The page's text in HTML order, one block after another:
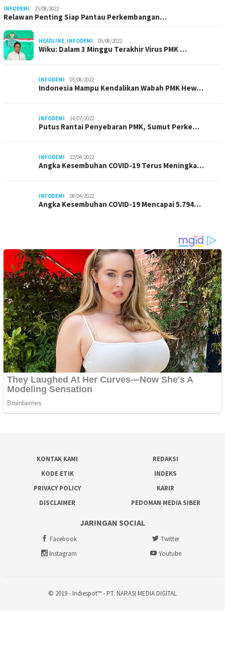
INFODEMI 25/08/2022
Relawan Penting Siap Pantau Perkembangan…
HEADLINE, INFODEMI 05/08/2022
Wiku: Dalam 3 Minggu Terakhir Virus PMK …
INFODEMI 05/08/2022
Indonesia Mampu Kendalikan Wabah PMK Hew…
INFODEMI 14/07/2022
Putus Rantai Penyebaran PMK, Sumut Perke…
INFODEMI 22/04/2022
Angka Kesembuhan COVID-19 Terus Meningka…
INFODEMI 08/04/2022
Angka Kesembuhan COVID-19 Mencapai 5.794…
KONTAK KAMI
REDAKSI
KODE ETIK
INDEKS
PRIVACY POLICY
KARIR
DISCLAIMER
PEDOMAN MEDIA SIBER
JARINGAN SOCIAL
Facebook
Twitter
Instagram
Youtube
© 2019 - Indiespot™ - PT. NARASI MEDIA DIGITAL